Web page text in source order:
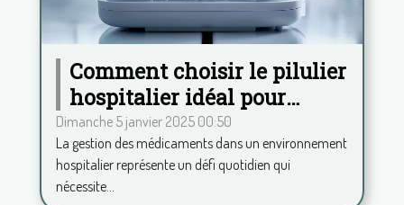
Comment choisir le pilulier
hospitalier idéal pour
améliorer la gestion des
médicaments
Dimanche 5 janvier 2025 00:50
La gestion des médicaments dans un environnement
hospitalier représente un défi quotidien qui
nécessite...